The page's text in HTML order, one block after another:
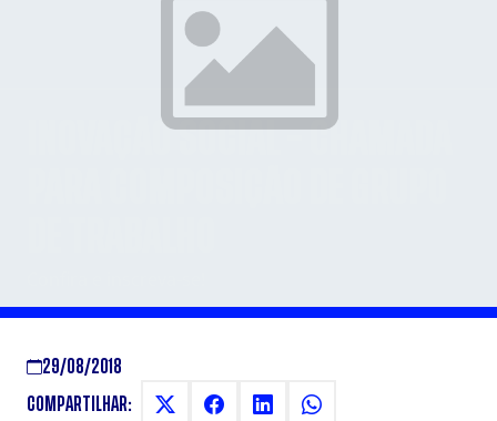
INOVAÇÃO SOCIAL – CHAMADA
29/08/2018
COMPARTILHAR: